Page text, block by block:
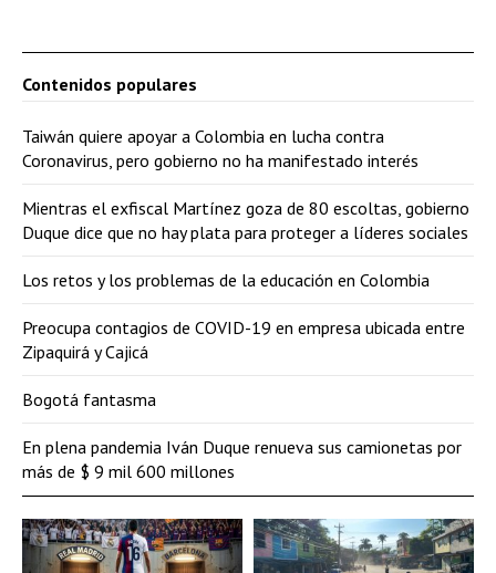
Contenidos populares
Taiwán quiere apoyar a Colombia en lucha contra
Coronavirus, pero gobierno no ha manifestado interés
Mientras el exfiscal Martínez goza de 80 escoltas, gobierno
Duque dice que no hay plata para proteger a líderes sociales
Los retos y los problemas de la educación en Colombia
Preocupa contagios de COVID-19 en empresa ubicada entre
Zipaquirá y Cajicá
Bogotá fantasma
En plena pandemia Iván Duque renueva sus camionetas por
más de $ 9 mil 600 millones